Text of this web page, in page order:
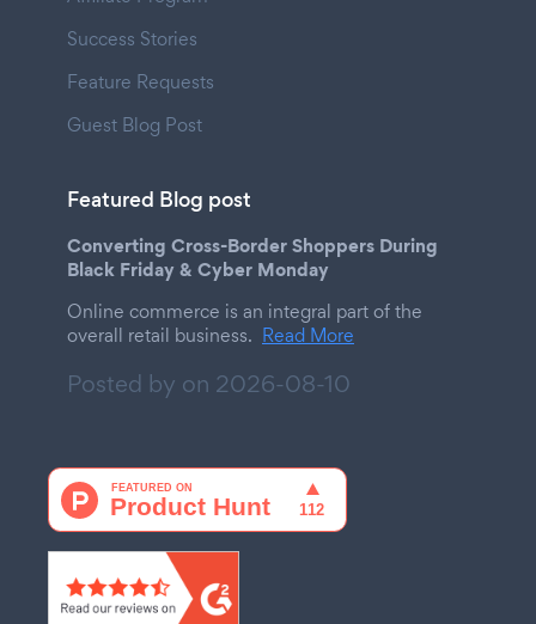
Success Stories
Feature Requests
Guest Blog Post
Featured Blog post
Converting Cross-Border Shoppers During
Black Friday & Cyber Monday
Online commerce is an integral part of the
overall retail business. Read More
Posted by on 2026-08-10